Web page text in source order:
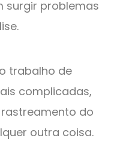
surgir problemas
trabalho de
complicadas,
do
outra coisa.